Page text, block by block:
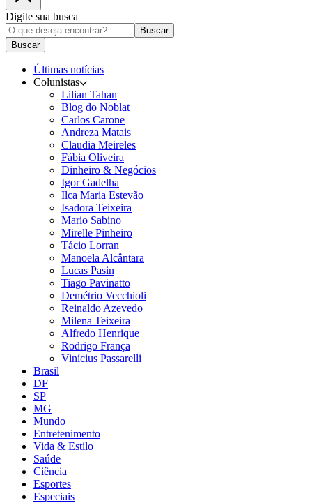
Digite sua busca
Buscar
Buscar
Últimas notícias
Colunistas
Lilian Tahan
Blog do Noblat
Carlos Carone
Andreza Matais
Claudia Meireles
Fábia Oliveira
Dinheiro & Negócios
Igor Gadelha
Ilca Maria Estevão
Isadora Teixeira
Mario Sabino
Mirelle Pinheiro
Tácio Lorran
Manoela Alcântara
Lucas Pasin
Tiago Pavinatto
Demétrio Vecchioli
Reinaldo Azevedo
Milena Teixeira
Alfredo Henrique
Rodrigo França
Vinícius Passarelli
Brasil
DF
SP
MG
Mundo
Entretenimento
Vida & Estilo
Saúde
Ciência
Esportes
Especiais